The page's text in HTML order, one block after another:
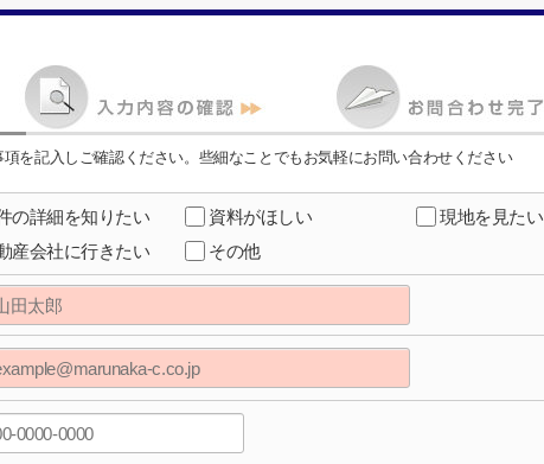
を記入しご確認ください。些細なことでもお気軽にお問い合わせください
の詳細を知りたい 資料がほしい
現地を見たい
産会社に行きたい
その他